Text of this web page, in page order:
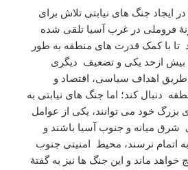
ایجاد جنگ های نیابتی تلاش برای
فروملی در غرب آسیا تلقی شده
تا با کمک قدرت های منطقه به طور
بیش ازحد یکی و تضعیف دیگری
طریق اهداف سیاسی، اقتصاد و
دنبال کند؛ اما جنگ های نیابتی به
بزرگ خود می توانند، یکی از عوامل
شرق میانه و جنوب آسیا باشند و
اتمام نرسند، محیط امنیتی جنوب
خواهد ماند و این جنگ ها نیز به گفتۀ